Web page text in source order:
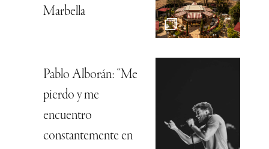
Marbella
Pablo Alborán: “Me
pierdo y me
encuentro
constantemente en